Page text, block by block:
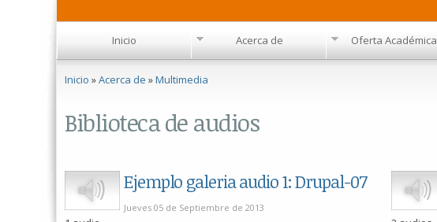
Inicio Acerca de Oferta Académica
Inicio »Acerca de »Multimedia
Biblioteca de audios
Play
Ejemplo galeria audio 1: Drupal-07
Jueves 05 de Septiembre de 2013